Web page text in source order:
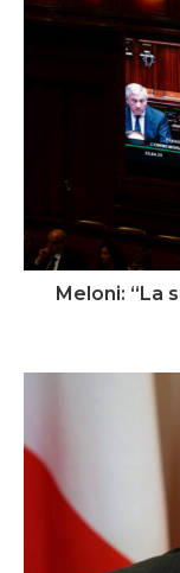
Meloni: “La